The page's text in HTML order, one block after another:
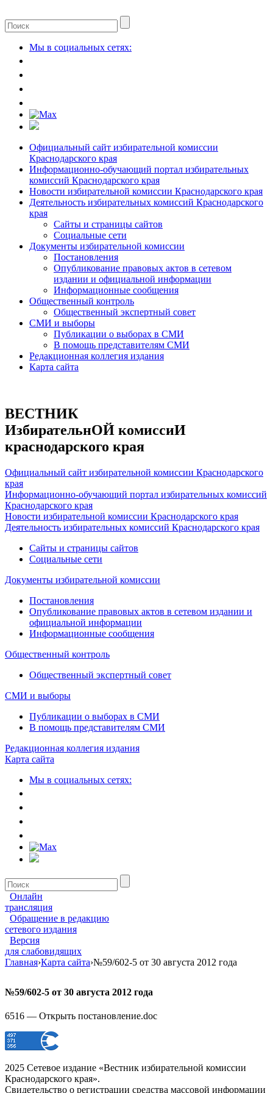
Мы в социальных сетях:
Официальный сайт избирательной комиссии
Краснодарского края
Информационно-обучающий портал избирательных
комиссий Краснодарского края
Новости избирательной комиссии Краснодарского края
Деятельность избирательных комиссий Краснодарского
края
Сайты и страницы сайтов
Социальные сети
Документы избирательной комиссии
Постановления
Опубликование правовых актов в сетевом
издании и официальной информации
Информационные сообщения
Общественный контроль
Общественный экспертный совет
СМИ и выборы
Публикации о выборах в СМИ
В помощь представителям СМИ
Редакционная коллегия издания
Карта сайта
ВЕСТНИК
ИзбирательнОЙ комиссиИ
краснодарского края
Официальный сайт избирательной комиссии Краснодарского
края
Информационно-обучающий портал избирательных комиссий
Краснодарского края
Новости избирательной комиссии Краснодарского края
Деятельность избирательных комиссий Краснодарского края
Сайты и страницы сайтов
Социальные сети
Документы избирательной комиссии
Постановления
Опубликование правовых актов в сетевом издании и
официальной информации
Информационные сообщения
Общественный контроль
Общественный экспертный совет
СМИ и выборы
Публикации о выборах в СМИ
В помощь представителям СМИ
Редакционная коллегия издания
Карта сайта
Мы в социальных сетях:
Онлайн
трансляция
Обращение в редакцию
сетевого издания
Версия
для слабовидящих
Главная›Карта сайта›№59/602-5 от 30 августа 2012 года
№59/602-5 от 30 августа 2012 года
6516 — Открыть постановление.doc
2025 Сетевое издание «Вестник избирательной комиссии
Краснодарского края».
Свидетельство о регистрации средства массовой информации